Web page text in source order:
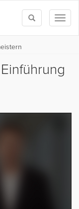
Toggle
search